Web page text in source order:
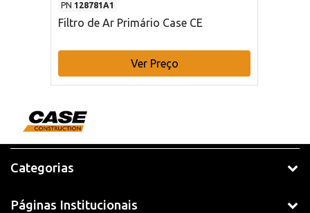
PN 128781A1
Filtro de Ar Primário Case CE
Ver Preço
Categorias
Páginas Institucionais